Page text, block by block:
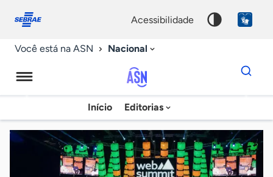
conosco
acessibilidade
Você está na ASN Nacional
Agência
Sebrae
de
Notícias
Início Editorias
Dados
para
chave